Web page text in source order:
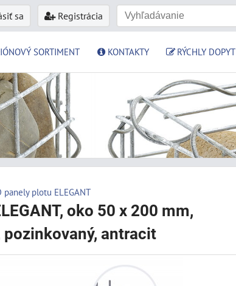
sa Registrácia
SORTIMENT KONTAKTY RÝCHLY DOPYT
panely plotu ELEGANT
oko 50 x 200 mm,
antracit